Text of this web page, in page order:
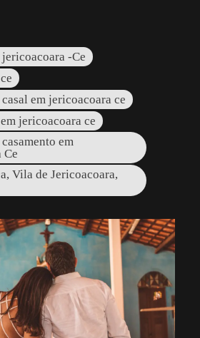
-Ce
em jericoacoara ce
jericoacoara ce
em
Ce
Vila de Jericoacoara,